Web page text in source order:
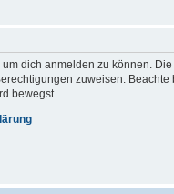
dich anmelden zu können.
zuweisen.
bewegst.